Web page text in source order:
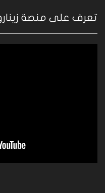
تعرف على منصة